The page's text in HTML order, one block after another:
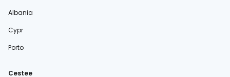
Albania
Cypr
Porto
Cestee